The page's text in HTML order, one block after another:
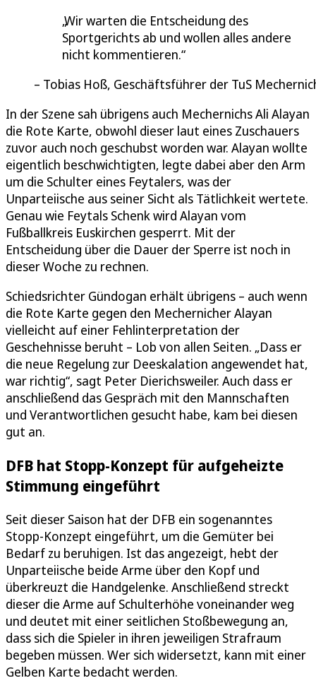
Wir warten die Entscheidung des
Sportgerichts ab und wollen alles andere
nicht kommentieren.
Tobias Hoß, Geschäftsführer der TuS
In der Szene sah übrigens auch Mechernichs Ali Alayan
die Rote Karte, obwohl dieser laut eines Zuschauers
zuvor auch noch geschubst worden war. Alayan wollte
eigentlich beschwichtigten, legte dabei aber den Arm
um die Schulter eines Feytalers, was der
Unparteiische aus seiner Sicht als Tätlichkeit wertete.
Genau wie Feytals Schenk wird Alayan vom
Fußballkreis Euskirchen gesperrt. Mit der
Entscheidung über die Dauer der Sperre ist noch in
dieser Woche zu rechnen.
Schiedsrichter Gündogan erhält übrigens – auch wenn
die Rote Karte gegen den Mechernicher Alayan
vielleicht auf einer Fehlinterpretation der
Geschehnisse beruht – Lob von allen Seiten. „Dass er
die neue Regelung zur Deeskalation angewendet hat,
war richtig“, sagt Peter Dierichsweiler. Auch dass er
anschließend das Gespräch mit den Mannschaften
und Verantwortlichen gesucht habe, kam bei diesen
gut an.
DFB hat Stopp-Konzept für aufgeheizte
Stimmung eingeführt
Seit dieser Saison hat der DFB ein sogenanntes
Stopp-Konzept eingeführt, um die Gemüter bei
Bedarf zu beruhigen. Ist das angezeigt, hebt der
Unparteiische beide Arme über den Kopf und
überkreuzt die Handgelenke. Anschließend streckt
dieser die Arme auf Schulterhöhe voneinander weg
und deutet mit einer seitlichen Stoßbewegung an,
dass sich die Spieler in ihren jeweiligen Strafraum
begeben müssen. Wer sich widersetzt, kann mit einer
Gelben Karte bedacht werden.